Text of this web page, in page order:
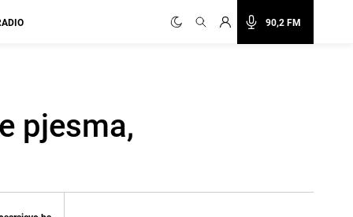
90,2 FM
pjesma,